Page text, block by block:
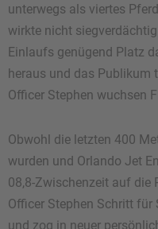
unterwegs als viertes
wirkte nicht
Einlaufs genügend Platz
heraus und das Publikum
Officer Stephen wuchsen
Obwohl die letzten 400
wurden und Orlando Jet
08,8-Zwischenzeit auf die
Officer Stephen Schritt
und zog in neuer